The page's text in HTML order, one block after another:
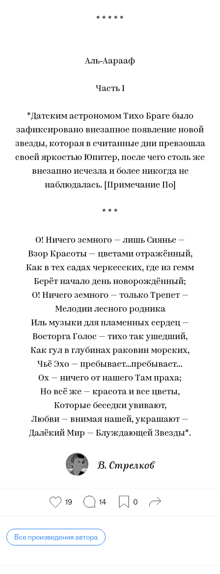
* * * * *
Аль‑Аарааф
Часть I
*Датским астрономом Тихо Браге было
зафиксировано внезапное появление новой
звезды, которая в считанные дни превзошла
своей яркостью Юпитер, после чего столь же
внезапно исчезла и более никогда не
наблюдалась. [Примечание По]
* * *
О! Ничего земного — лишь Сиянье —
Взор Красоты — цветами отражённый,
Как в тех садах черкесских, где из гемм
Берёт начало день новорождённый;
О! Ничего земного — только Трепет —
Мелодии лесного родника
Иль музыки для пламенных сердец —
Восторга Голос — тихо так ушедший,
Как гул в глубинах раковин морских,
Чьё Эхо — пребывает...пребывает…
Ох — ничего от нашего Там праха;
Но всё же — красота и все цветы,
Которые беседки увивают,
Любви — внимая нашей, украшают —
Далёкий Мир — Блуждающей Звезды*.
В. Стрелков
19 14 0
Все произведения автора